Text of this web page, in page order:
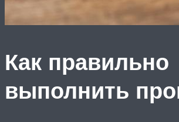
Как правильно
выполнить